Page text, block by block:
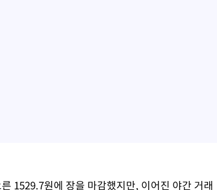
1529.7원에 장을 마감했지만, 이어진 야간 거래